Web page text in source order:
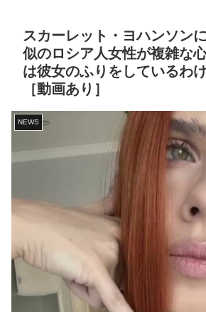
スカーレット・ヨハンソン
似のロシア人女性が複雑な
は彼女のふりをしているわ
［動画あり］
NEWS